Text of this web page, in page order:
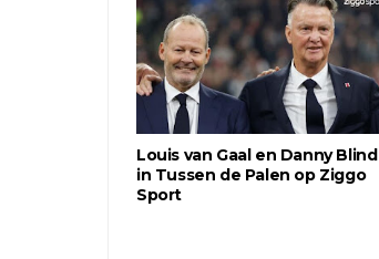
Louis van Gaal en Danny Blind
in Tussen de Palen op Ziggo
Sport